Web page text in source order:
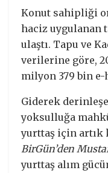
Konut sahipliği
haciz uygulanan
ulaştı. Tapu ve
verilerine göre,
milyon 379 bin
Giderek
yoksulluğa
yurttaş için artık
BirGün’den
yurttaş alım